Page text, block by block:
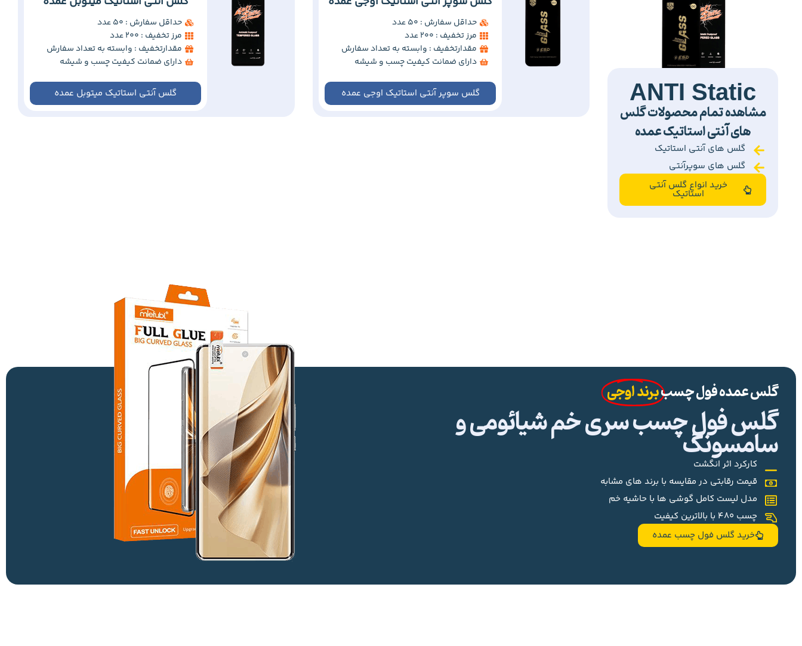
ANTI Static
مشاهده تمام محصولات گلس
های آنتی استاتیک عمده
گلس های آنتی استاتیک
گلس های سوپرآنتی
خرید انواع گلس آنتی
استاتیک
حداقل سفارش : 50 عدد
مرز تخفیف : 200 عدد
مقدارتخفیف : وابسته به تعداد سفارش
دارای ضمانت کیفیت چسب و شیشه
گلس سوپر آنتی استاتیک اوجی عمده
حداقل سفارش : 50 عدد
مرز تخفیف : 200 عدد
مقدارتخفیف : وابسته به تعداد سفارش
دارای ضمانت کیفیت چسب و شیشه
گلس آنتی استاتیک میتوبل عمده
گلس عمده فول چسببرند اوجی
گلس فول چسب سری خم شیائومی و
سامسونگ
کارکرد اثر انگشت
قیمت رقابتی در مقایسه با برند های مشابه
مدل لیست کامل گوشی ها با حاشیه خم
چسب 480 با بالاترین کیفیت
خرید گلس فول چسب عمده